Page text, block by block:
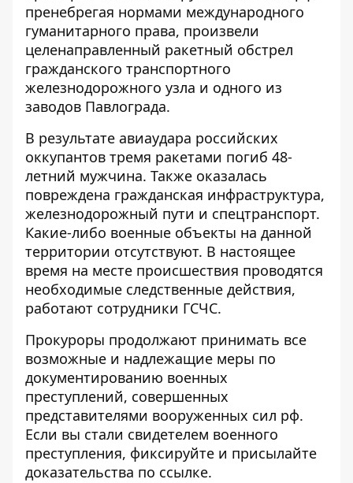
пренебрегая нормами международного
гуманитарного права, произвели
целенаправленный ракетный обстрел
гражданского транспортного
железнодорожного узла и одного из
заводов Павлограда.
В результате авиаудара российских
оккупантов тремя ракетами погиб 48-
летний мужчина. Также оказалась
повреждена гражданская инфраструктура,
железнодорожный пути и спецтранспорт.
Какие-либо военные объекты на данной
территории отсутствуют. В настоящее
время на месте происшествия проводятся
необходимые следственные действия,
работают сотрудники ГСЧС.
Прокуроры продолжают принимать все
возможные и надлежащие меры по
документированию военных
преступлений, совершенных
представителями вооруженных сил рф.
Если вы стали свидетелем военного
преступления, фиксируйте и присылайте
доказательства по ссылке.